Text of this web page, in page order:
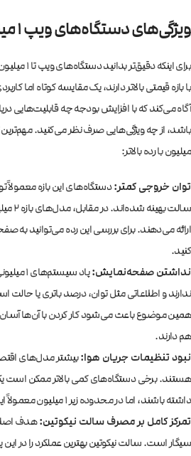
ویژگی‌های دستگاه‌های ویپ ۱ میلیونی
برای اینکه
با بازه قیمتی بالاتر دارند، یک مقایسه کوتاه اما
آگاه می‌کند که با افزایش بودجه چه قابلیت‌هایی
باشد، از چه ویژگی‌هایی صرف نظر می‌کنید.
میلیون با رده بالاتر:
توان خروجی کمتر:دستگاه‌های این بازه معمولاً
سالت
ارائه می‌دهند. برای بررسی این رده می‌توانید به
کنید.
نداشتن صفحه‌نمایش:
پاد
ندارند و اطلاعاتی مثل توان، درصد باتری یا
همین موضوع باعث می‌شود کار کردن با آن‌ها
هم دارند.
نبود تنظیمات جریان هوا:بیشتر مدل‌های
هستند. برخی دستگاه‌های کمی بالاتر ممکن است
داشته باشند، اما در محدوده زیر ۱ میلیون معمولاً این قابلیت وجود ندارد.
تمرکز کامل بر مصرف سالت نیکوتین:هدف
سیگار است. سالت نیکوتین بهترین عملکرد را در